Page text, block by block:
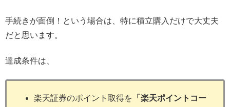
手続きが面倒！という場合は、特に積立購入だけで大丈夫
だと思います。
達成条件は、
楽天証券のポイント取得を 「楽天ポイントコー